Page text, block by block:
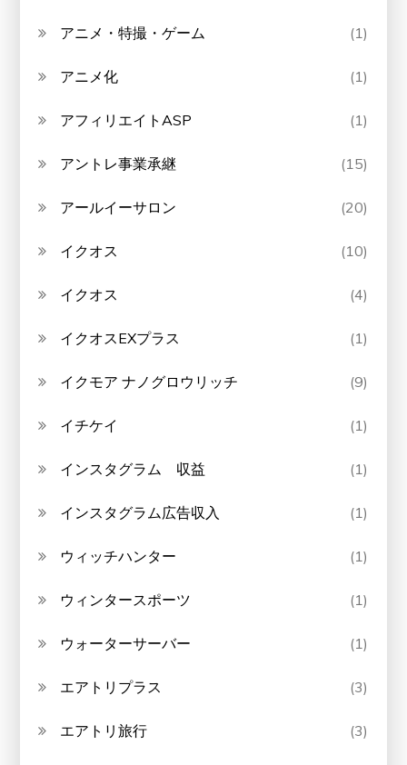
アニメ・特撮・ゲーム (1)
アニメ化 (1)
アフィリエイトASP (1)
アントレ事業承継 (15)
アールイーサロン (20)
イクオス (10)
イクオス (4)
イクオスEXプラス (1)
イクモア ナノグロウリッチ (9)
イチケイ (1)
インスタグラム 収益 (1)
インスタグラム広告収入 (1)
ウィッチハンター (1)
ウィンタースポーツ (1)
ウォーターサーバー (1)
エアトリプラス (3)
エアトリ旅行 (3)